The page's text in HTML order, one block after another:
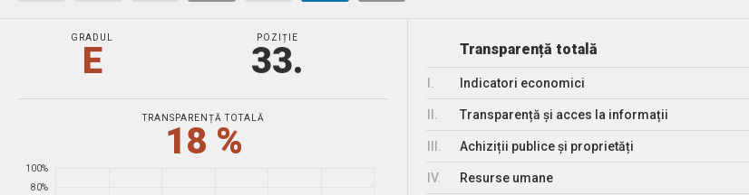
GRADUL
E
POZIȚIE
33.
TRANSPARENȚĂ TOTALĂ
18 %
80%
100%
Transparență totală
Indicatori economici
Transparență și acces la informații
Achiziții publice și proprietăți
IV. Resurse umane